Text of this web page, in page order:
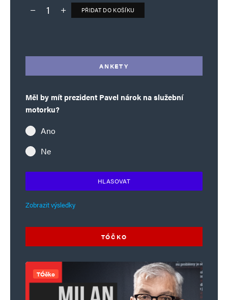
Deník TO – verze bez reklam množství
PŘIDAT DO KOŠÍKU
ANKETY
Měl by mít prezident Pavel nárok na služební
motorku?
Ano
Ne
HLASOVAT
Zobrazit výsledky
TÓČKO
TÓčko